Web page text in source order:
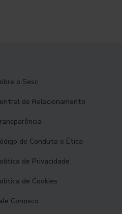
o Sesc
de Relacionamento
de Conduta e Ética
de Privacidade
de Cookies
Conosco